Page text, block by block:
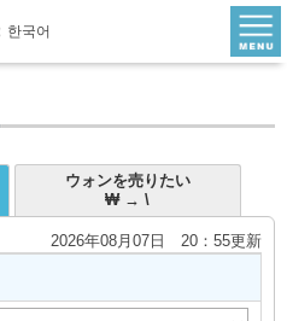
한국어
ウォンを売りたい
₩ → \
2026年08月07日 20：55更新